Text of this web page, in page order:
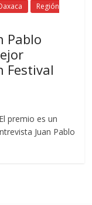
Región
Pablo
Festival
premio es un
Juan Pablo